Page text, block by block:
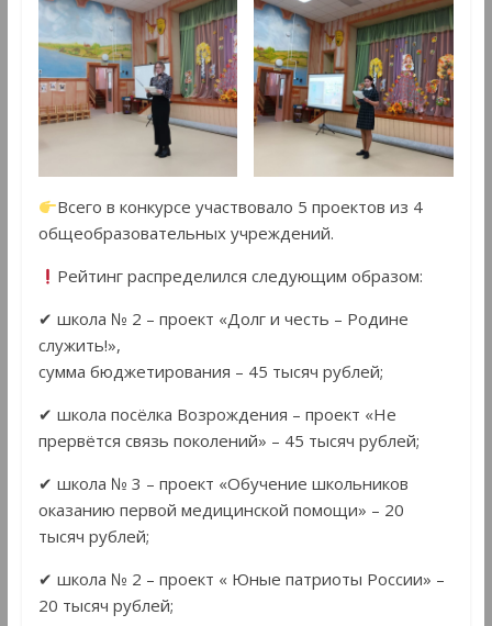
Всего в конкурсе участвовало 5 проектов из 4
общеобразовательных учреждений.
Рейтинг распределился следующим образом:
✔ школа № 2 – проект «Долг и честь – Родине
служить!»,
сумма бюджетирования – 45 тысяч рублей;
✔ школа посёлка Возрождения – проект «Не
прервётся связь поколений» – 45 тысяч рублей;
✔ школа № 3 – проект «Обучение школьников
оказанию первой медицинской помощи» – 20
тысяч рублей;
✔ школа № 2 – проект « Юные патриоты России» –
20 тысяч рублей;